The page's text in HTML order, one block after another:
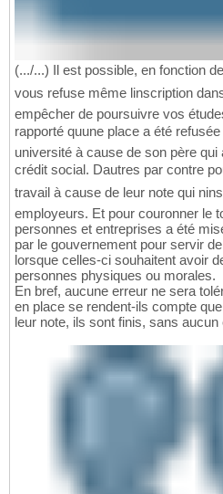
(.../...) Il est possible, en fonction
vous refuse même linscription
empêcher de poursuivre vos
rapporté quune place a été
université à cause de son père
crédit social. Dautres par contre
travail à cause de leur note qui
employeurs. Et pour couronner le
personnes et entreprises a été
par le gouvernement pour servir
lorsque celles-ci souhaitent avoir
personnes physiques ou morales.
En bref, aucune erreur ne sera
en place se rendent-ils compte
leur note, ils sont finis, sans